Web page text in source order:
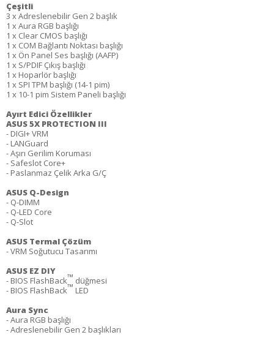
Çeşitli
3 x Adreslenebilir Gen 2 başlık
1 x Aura RGB başlığı
1 x Clear CMOS başlığı
1 x COM Bağlantı Noktası başlığı
1 x Ön Panel Ses başlığı (AAFP)
1 x S/PDIF Çıkış başlığı
1 x Hoparlör başlığı
1 x SPI TPM başlığı (14-1 pim)
1 x 10-1 pim Sistem Paneli başlığı
Ayırt Edici Özellikler
ASUS 5X PROTECTION III
- DIGI+ VRM
- LANGuard
- Aşırı Gerilim Koruması
- Safeslot Core+
- Paslanmaz Çelik Arka G/Ç
ASUS Q-Design
- Q-DIMM
- Q-LED Core
- Q-Slot
ASUS Termal Çözüm
- VRM Soğutucu Tasarımı
ASUS EZ DIY
- BIOS FlashBack™ düğmesi
- BIOS FlashBack™ LED
Aura Sync
- Aura RGB başlığı
- Adreslenebilir Gen 2 başlıkları